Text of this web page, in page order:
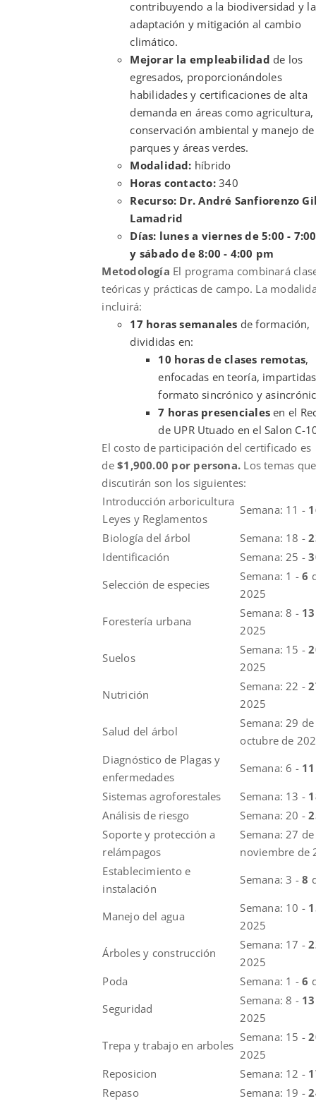
contribuyendo a la biodiversidad y la
adaptación y mitigación al cambio
climático.
Mejorar la empleabilidad de los
egresados, proporcionándoles
habilidades y certificaciones de alta
demanda en áreas como agricultura,
conservación ambiental y manejo de
parques y áreas verdes.
Modalidad: híbrido
Horas contacto:340
Recurso: Dr. André Sanfiorenzo
Lamadrid
Días: lunes a viernes de 5:00 -
y sábado de 8:00 - 4:00 pm
Metodología El programa combinará
teóricas y prácticas de campo. La
incluirá:
17 horas semanales de formación,
divididas en:
10 horas de clases remotas,
enfocadas en teoría,
formato sincrónico y
7 horas presencialesen el
de UPR Utuado en el Salon C-
El costo de participación del certificado es
de$1,900.00 por persona. Los temas que
discutirán son los siguientes:
Introducción arboricultura
Leyes y Reglamentos
Semana: 11 -
Biología del árbol
Semana: 18 -
Identificación
Semana: 25 -
Selección de especies
Semana: 1 -6
2025
Forestería urbana
Semana: 8 -
2025
Suelos
Semana: 15 -
2025
Nutrición
Semana: 22 -
2025
Salud del árbol
Semana: 29
octubre de
Diagnóstico de Plagas y
enfermedades
Semana: 6 -
Sistemas agroforestales
Semana: 13 -
Análisis de riesgo
Semana: 20 -
Soporte y protección a
relámpagos
Semana: 27
noviembre de
Establecimiento e
instalación
Semana: 3 -8
Manejo del agua
Semana: 10 -
2025
Árboles y construcción
Semana: 17 -
2025
Poda
Semana: 1 -6
Seguridad
Semana: 8 -
2025
Trepa y trabajo en arboles
Semana: 15 -
2025
Reposicion
Semana: 12 -
Repaso
Semana: 19 -